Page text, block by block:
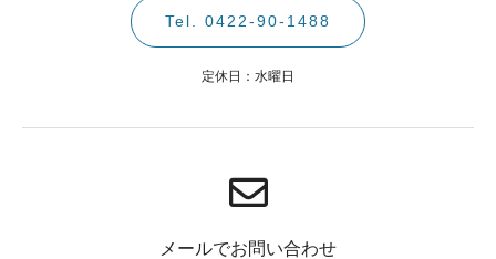
Tel. 0422-90-1488
定休日：水曜日
メールでお問い合わせ